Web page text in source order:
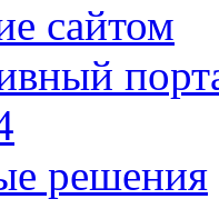
сайтом
решения